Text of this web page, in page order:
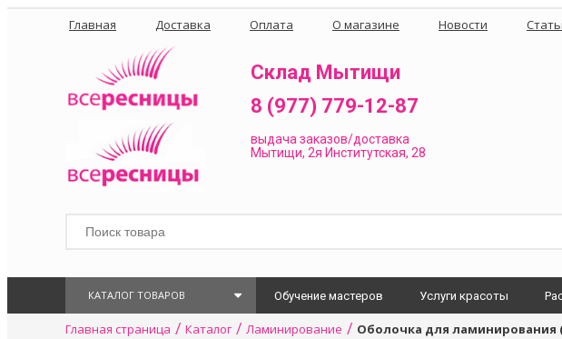
Главная Доставка Оплата О магазине Новости
Склад Мытищи
8 (977) 779-12-87
выдача заказов/доставка
Мытищи, 2я Институтская, 28
КАТАЛОГ ТОВАРОВ Обучение мастеров Услуги красоты
Главная страница / Каталог / Ламинирование / Оболочка для ламинирования